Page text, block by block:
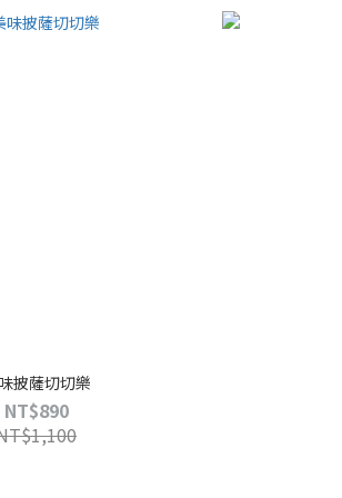
披薩切切樂
NT$890